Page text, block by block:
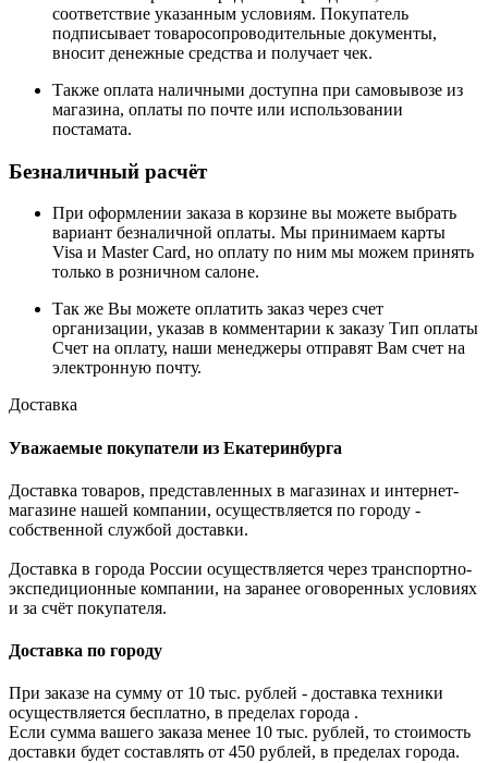
соответствие указанным условиям. Покупатель
подписывает товаросопроводительные документы,
вносит денежные средства и получает чек.
Также оплата наличными доступна при самовывозе из
магазина, оплаты по почте или использовании
постамата.
Безналичный расчёт
При оформлении заказа в корзине вы можете выбрать
вариант безналичной оплаты. Мы принимаем карты
Visa и Master Card, но оплату по ним мы можем принять
только в розничном салоне.
Так же Вы можете оплатить заказ через счет
организации, указав в комментарии к заказу Тип оплаты
Счет на оплату, наши менеджеры отправят Вам счет на
электронную почту.
Доставка
Уважаемые покупатели из Екатеринбурга
Доставка товаров, представленных в магазинах и интернет-
магазине нашей компании, осуществляется по городу -
собственной службой доставки.
Доставка в города России осуществляется через транспортно-
экспедиционные компании, на заранее оговоренных условиях
и за счёт покупателя.
Доставка по городу
При заказе на сумму от 10 тыс. рублей - доставка техники
осуществляется бесплатно, в пределах города .
Если сумма вашего заказа менее 10 тыс. рублей, то стоимость
доставки будет составлять от 450 рублей, в пределах города.